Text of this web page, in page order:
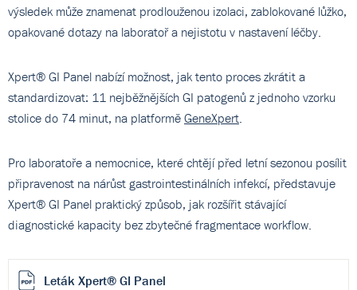
výsledek může znamenat prodlouženou izolaci, zablokované lůžko,
opakované dotazy na laboratoř a nejistotu v nastavení léčby.
Xpert® GI Panel nabízí možnost, jak tento proces zkrátit a
standardizovat: 11 nejběžnějších GI patogenů z jednoho vzorku
stolice do 74 minut, na platformě GeneXpert.
Pro laboratoře a nemocnice, které chtějí před letní sezonou posílit
připravenost na nárůst gastrointestinálních infekcí, představuje
Xpert® GI Panel praktický způsob, jak rozšířit stávající
diagnostické kapacity bez zbytečné fragmentace workflow.
Leták Xpert® GI Panel